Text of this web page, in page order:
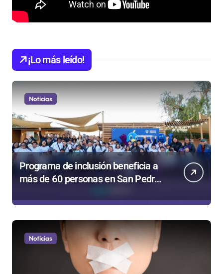
¡Lo más leído!
Noticias
Programa de inclusión beneficia a
más de 60 personas en San Pedro
Noticias